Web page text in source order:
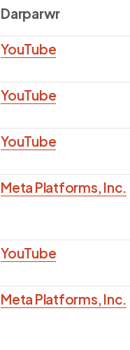
Darparwr
YouTube
YouTube
YouTube
Meta Platforms, Inc.
YouTube
Meta Platforms, Inc.